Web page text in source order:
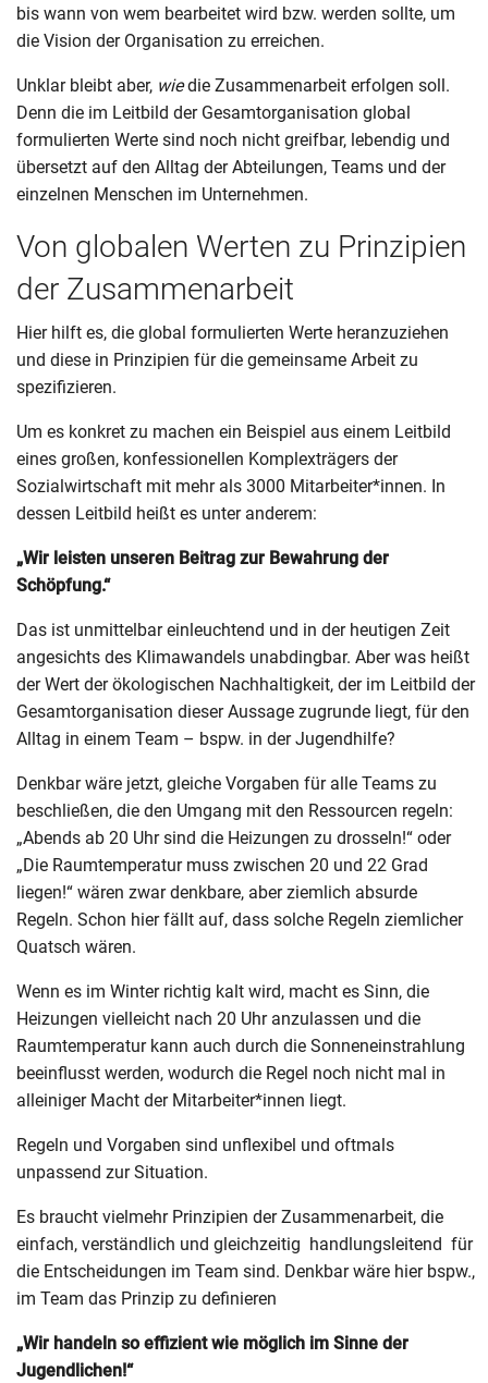
bis wann von wem bearbeitet wird bzw. werden sollte, um
die Vision der Organisation zu erreichen.
Unklar bleibt aber, wiedie Zusammenarbeit erfolgen soll.
Denn die im Leitbild der Gesamtorganisation global
formulierten Werte sind noch nicht greifbar, lebendig und
übersetzt auf den Alltag der Abteilungen, Teams und der
einzelnen Menschen im Unternehmen.
Von globalen Werten zu Prinzipien
der Zusammenarbeit
Hier hilft es, die global formulierten Werte heranzuziehen
und diese in Prinzipien für die gemeinsame Arbeit zu
spezifizieren.
Um es konkret zu machen ein Beispiel aus einem Leitbild
eines großen, konfessionellen Komplexträgers der
Sozialwirtschaft mit mehr als 3000 Mitarbeiter*innen. In
dessen Leitbild heißt es unter anderem:
„Wir leisten unseren Beitrag zur Bewahrung der
Schöpfung.“
Das ist unmittelbar einleuchtend und in der heutigen Zeit
angesichts des Klimawandels unabdingbar. Aber was heißt
der Wert der ökologischen Nachhaltigkeit, der im Leitbild der
Gesamtorganisation dieser Aussage zugrunde liegt, für den
Alltag in einem Team – bspw. in der Jugendhilfe?
Denkbar wäre jetzt, gleiche Vorgaben für alle Teams zu
beschließen, die den Umgang mit den Ressourcen regeln:
„Abends ab 20 Uhr sind die Heizungen zu drosseln!“ oder
„Die Raumtemperatur muss zwischen 20 und 22 Grad
liegen!“ wären zwar denkbare, aber ziemlich absurde
Regeln. Schon hier fällt auf, dass solche Regeln ziemlicher
Quatsch wären.
Wenn es im Winter richtig kalt wird, macht es Sinn, die
Heizungen vielleicht nach 20 Uhr anzulassen und die
Raumtemperatur kann auch durch die Sonneneinstrahlung
beeinflusst werden, wodurch die Regel noch nicht mal in
alleiniger Macht der Mitarbeiter*innen liegt.
Regeln und Vorgaben sind unflexibel und oftmals
unpassend zur Situation.
Es braucht vielmehr Prinzipien der Zusammenarbeit, die
einfach, verständlich und gleichzeitig handlungsleitend für
die Entscheidungen im Team sind. Denkbar wäre hier bspw.,
im Team das Prinzip zu definieren
„Wir handeln so effizient wie möglich im Sinne der
Jugendlichen!“